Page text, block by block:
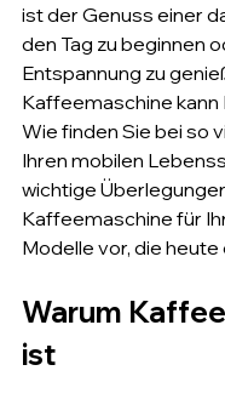
ist der Genuss einer
den Tag zu beginnen
Entspannung zu
Kaffeemaschine kann
Wie finden Sie bei so
Ihren mobilen
wichtige
Kaffeemaschine für
Modelle vor, die heute
Warum
ist